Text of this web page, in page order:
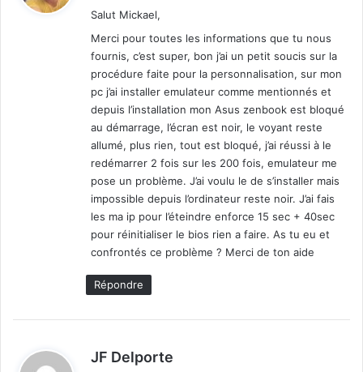
:
Salut Mickael,
Merci pour toutes les informations que tu nous
fournis, c’est super, bon j’ai un petit soucis sur la
procédure faite pour la personnalisation, sur mon
pc j’ai installer emulateur comme mentionnés et
depuis l’installation mon Asus zenbook est bloqué
au démarrage, l’écran est noir, le voyant reste
allumé, plus rien, tout est bloqué, j’ai réussi à le
redémarrer 2 fois sur les 200 fois, emulateur me
pose un problème. J’ai voulu le de s’installer mais
impossible depuis l’ordinateur reste noir. J’ai fais
les ma ip pour l’éteindre enforce 15 sec + 40sec
pour réinitialiser le bios rien a faire. As tu eu et
confrontés ce problème ? Merci de ton aide
Répondre
JF Delporte